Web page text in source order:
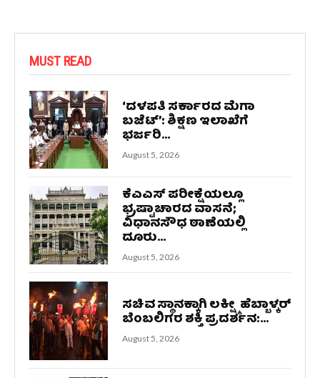
MUST READ
‘ದಳಪತಿ ಸರ್ಕಾರದ ಮೆಗಾ
ಬಜೆಟ್’: ಶಿಕ್ಷಣ ಇಲಾಖೆಗೆ
ಭರ್ಜರಿ...
August 5, 2026
ಕೆಎಎಸ್‌ ಪರೀಕ್ಷೆಯಲ್ಲೂ
ಭ್ರಷ್ಟಾಚಾರದ ವಾಸನೆ;
ವಿಧಾನಸೌಧ ಠಾಣೆಯಲ್ಲಿ
ದೂರು...
August 5, 2026
ಸಚಿವ ಸ್ಥಾನಕ್ಕಾಗಿ ಲಕ್ಷ್ಮೀ ಹೆಬ್ಬಾಳ್ಕರ್
ಬೆಂಬಲಿಗರ ಶಕ್ತಿ ಪ್ರದರ್ಶನ:...
August 5, 2026